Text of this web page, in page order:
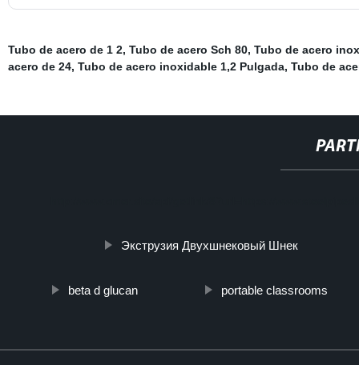
Tubo de acero de 1 2, Tubo de acero Sch 80, Tubo de acero
acero de 24, Tubo de acero inoxidable 1,2 Pulgada, Tubo de
Экструзия Двухшнековый Шнек
beta d glucan portable classrooms